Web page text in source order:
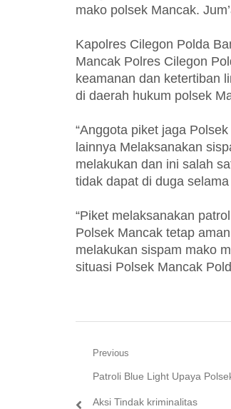
mako polsek Mancak.
Kapolres Cilegon Polda
Mancak Polres Cilegon
keamanan dan ketertiban
di daerah hukum polsek
“Anggota piket jaga
lainnya Melaksanakan
melakukan dan ini salah
tidak dapat di duga
“Piket melaksanakan
Polsek Mancak tetap
melakukan sispam mako
situasi Polsek Mancak
Navigasi
pos
Previous
Previous
post:
Patroli Blue Light Upaya
Aksi Tindak kriminalitas